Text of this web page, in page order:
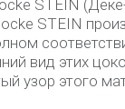
STEIN
STEIN
вид этих
узор этого